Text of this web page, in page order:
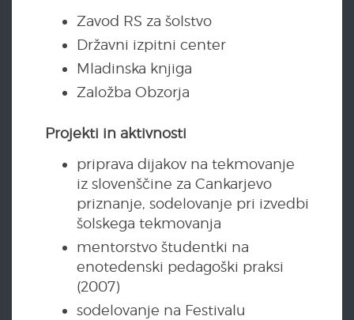
Zavod RS za šolstvo
Državni izpitni center
Mladinska knjiga
Založba Obzorja
Projekti in aktivnosti
priprava dijakov na tekmovanje
iz slovenščine za Cankarjevo
priznanje, sodelovanje pri izvedbi
šolskega tekmovanja
mentorstvo študentki na
enotedenski pedagoški praksi
(2007)
sodelovanje na Festivalu